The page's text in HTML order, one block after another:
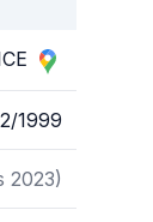
1999
2023)